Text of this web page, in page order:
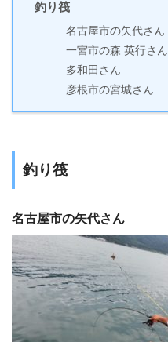
釣り筏
名古屋市の矢代さん
一宮市の森 英行さん
多和田さん
彦根市の宮城さん
釣り筏
名古屋市の矢代さん